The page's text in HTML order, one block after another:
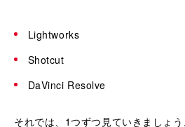
Lightworks
Shotcut
DaVinci Resolve
それでは、1つずつ見ていきましょう